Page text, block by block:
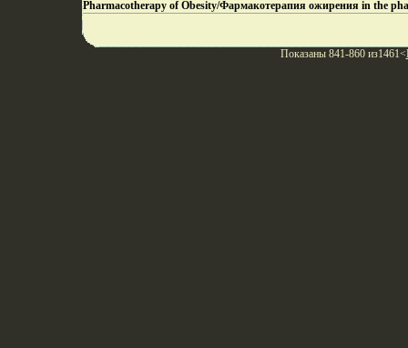
Pharmacotherapy of Obesity/Фармакотерапия ожирения in the
Показаны 841-860 из1461<